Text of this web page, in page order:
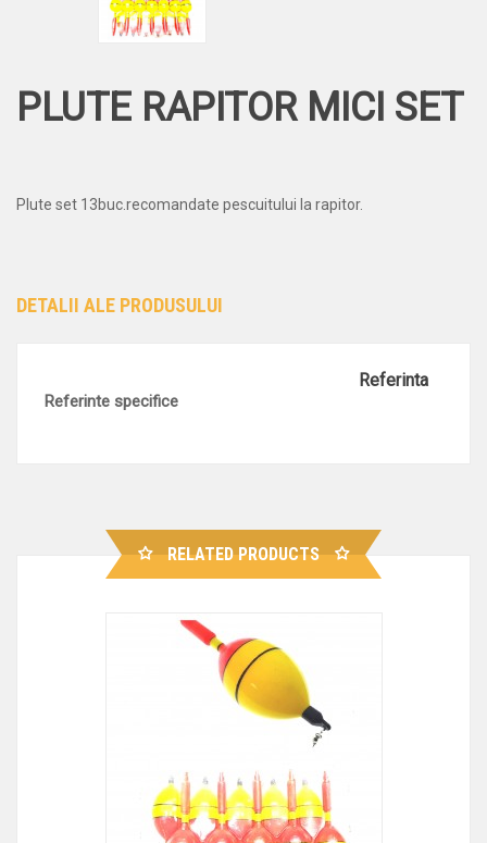
PLUTE RAPITOR MICI SET
Plute set 13buc.recomandate pescuitului la rapitor.
DETALII ALE PRODUSULUI
Referinta
Referinte specifice
RELATED PRODUCTS